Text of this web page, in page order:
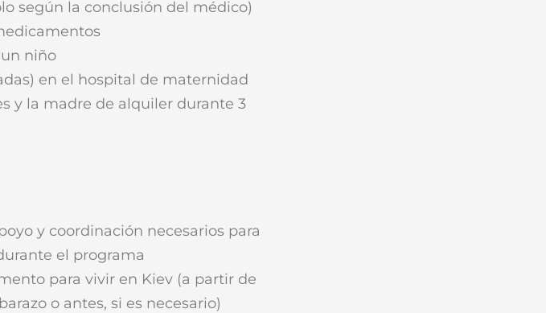
según la conclusión del médico)
niño
en el hospital de maternidad
y la madre de alquiler durante 3
y coordinación necesarios para
el programa
para vivir en Kiev (a partir de
o antes, si es necesario)